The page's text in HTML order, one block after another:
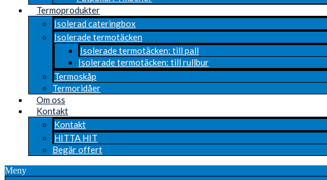
Termoprodukter
Isolerad cateringbox
Isolerade termotäcken
Isolerade termotäcken: till pall
Isolerade termotäcken: till rullbur
Termoskåp
Termoridåer
Om oss
Kontakt
Kontakt
HITTA HIT
Begär offert
Meny